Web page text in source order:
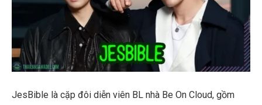
JesBible là cặp đôi diễn viên BL nhà Be On Cloud, gồm